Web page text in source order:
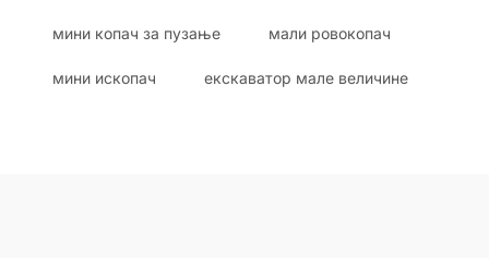
мини копач за пузање мали ровокопач
мини ископач екскаватор мале величине